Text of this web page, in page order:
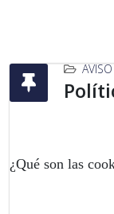
¿Qué son las